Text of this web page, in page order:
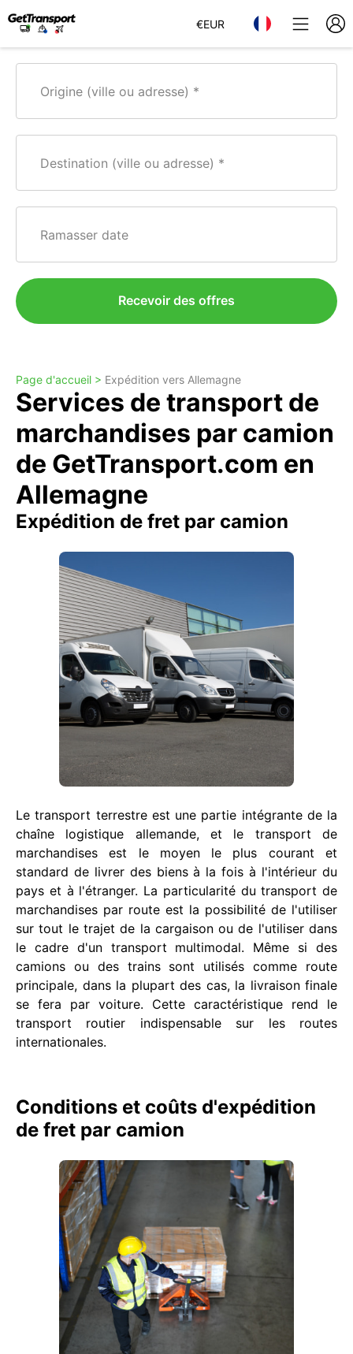
€EUR
Origine (ville ou adresse)
Destination (ville ou adresse)
Ramasser date
Recevoir des offres
Page d'accueil > Expédition vers Allemagne
Services de transport de
marchandises par camion
de GetTransport.com en
Allemagne
Expédition de fret par camion
Le transport terrestre est une partie intégrante de la
chaîne logistique allemande, et le transport de
marchandises est le moyen le plus courant et
standard de livrer des biens à la fois à l'intérieur du
pays et à l'étranger. La particularité du transport de
marchandises par route est la possibilité de l'utiliser
sur tout le trajet de la cargaison ou de l'utiliser dans
le cadre d'un transport multimodal. Même si des
camions ou des trains sont utilisés comme route
principale, dans la plupart des cas, la livraison finale
se fera par voiture. Cette caractéristique rend le
transport routier indispensable sur les routes
internationales.
Conditions et coûts d'expédition
de fret par camion